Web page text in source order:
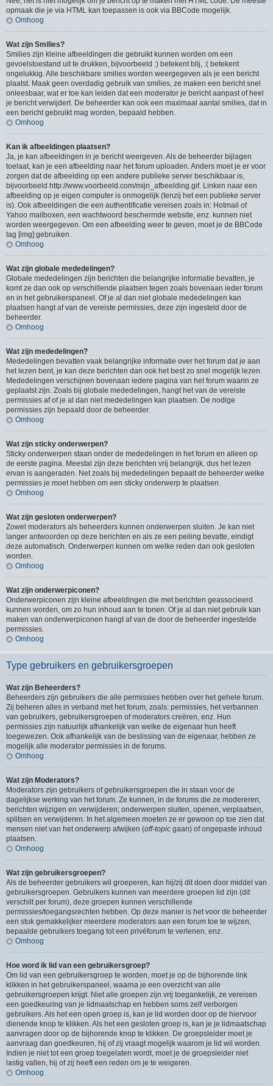
opmaak die je via HTML kan toepassen is ook via BBCode mogelijk.
Omhoog
Wat zijn Smilies?
Smilies zijn kleine afbeeldingen die gebruikt kunnen worden om een
gevoelstoestand uit te drukken, bijvoorbeeld :) betekent blij, :( betekent
ongelukkig. Alle beschikbare smilies worden weergegeven als je een bericht
plaatst. Maak geen overdadig gebruik van smilies, ze maken een bericht snel
onleesbaar, wat er toe kan leiden dat een moderator je bericht aanpast of heel
je bericht verwijdert. De beheerder kan ook een maximaal aantal smilies, dat in
een bericht gebruikt mag worden, bepaald hebben.
Omhoog
Kan ik afbeeldingen plaatsen?
Ja, je kan afbeeldingen in je bericht weergeven. Als de beheerder bijlagen
toelaat, kan je een afbeelding naar het forum uploaden. Anders moet je er voor
zorgen dat de afbeelding op een andere publieke server beschikbaar is,
bijvoorbeeld http://www.voorbeeld.com/mijn_afbeelding.gif. Linken naar een
afbeelding op je eigen computer is onmogelijk (tenzij het een publieke server
is). Ook afbeeldingen die een authentificatie vereisen zoals in: Hotmail of
Yahoo mailboxen, een wachtwoord beschermde website, enz. kunnen niet
worden weergegeven. Om een afbeelding weer te geven, moet je de BBCode
tag [img] gebruiken.
Omhoog
Wat zijn globale mededelingen?
Globale mededelingen zijn berichten die belangrijke informatie bevatten, je
komt ze dan ook op verschillende plaatsen tegen zoals bovenaan ieder forum
en in het gebruikerspaneel. Of je al dan niet globale mededelingen kan
plaatsen hangt af van de vereiste permissies, deze zijn ingesteld door de
beheerder.
Omhoog
Wat zijn mededelingen?
Mededelingen bevatten vaak belangrijke informatie over het forum dat je aan
het lezen bent, je kan deze berichten dan ook het best zo snel mogelijk lezen.
Mededelingen verschijnen bovenaan iedere pagina van het forum waarin ze
geplaatst zijn. Zoals bij globale mededelingen, hangt het van de vereiste
permissies af of je al dan niet mededelingen kan plaatsen. De nodige
permissies zijn bepaald door de beheerder.
Omhoog
Wat zijn sticky onderwerpen?
Sticky onderwerpen staan onder de mededelingen in het forum en alleen op
de eerste pagina. Meestal zijn deze berichten vrij belangrijk, dus het lezen
ervan is aangeraden. Net zoals bij mededelingen bepaalt de beheerder welke
permissies je moet hebben om een sticky onderwerp te plaatsen.
Omhoog
Wat zijn gesloten onderwerpen?
Zowel moderators als beheerders kunnen onderwerpen sluiten. Je kan niet
langer antwoorden op deze berichten en als ze een peiling bevatte, eindigt
deze automatisch. Onderwerpen kunnen om welke reden dan ook gesloten
worden.
Omhoog
Wat zijn onderwerpiconen?
Onderwerpiconen zijn kleine afbeeldingen die met berichten geassocieerd
kunnen worden, om zo hun inhoud aan te tonen. Of je al dan niet gebruik kan
maken van onderwerpiconen hangt af van de door de beheerder ingestelde
permissies.
Omhoog
Type gebruikers en gebruikersgroepen
Wat zijn Beheerders?
Beheerders zijn gebruikers die alle permissies hebben over het gehele forum.
Zij beheren alles in verband met het forum, zoals: permissies, het verbannen
van gebruikers, gebruikersgroepen of moderators creëren, enz. Hun
permissies zijn natuurlijk afhankelijk van welke de eigenaar hun heeft
toegewezen. Ook afhankelijk van de beslissing van de eigenaar, hebben ze
mogelijk alle moderator permissies in de forums.
Omhoog
Wat zijn Moderators?
Moderators zijn gebruikers of gebruikersgroepen die in staan voor de
dagelijkse werking van het forum. Ze kunnen, in de forums die ze modereren,
berichten wijzigen en verwijderen; onderwerpen sluiten, openen, verplaatsen,
splitsen en verwijderen. In het algemeen moeten ze er gewoon op toe zien dat
mensen niet van het onderwerp afwijken (off-topic gaan) of ongepaste inhoud
plaatsen.
Omhoog
Wat zijn gebruikersgroepen?
Als de beheerder gebruikers wil groeperen, kan hij/zij dit doen door middel van
gebruikersgroepen. Gebruikers kunnen van meerdere groepen lid zijn (dit
verschilt per forum), deze groepen kunnen verschillende
permissies/toegangsrechten hebben. Op deze manier is het voor de beheerder
een stuk gemakkelijker meerdere moderators aan een forum toe te wijzen,
bepaalde gebruikers toegang tot een privéforum te verlenen, enz.
Omhoog
Hoe word ik lid van een gebruikersgroep?
Om lid van een gebruikersgroep te worden, moet je op de bijhorende link
klikken in het gebruikerspaneel, waarna je een overzicht van alle
gebruikersgroepen krijgt. Niet alle groepen zijn vrij toegankelijk, ze vereisen
een goedkeuring van je lidmaatschap en hebben soms zelf verborgen
gebruikers. Als het een open groep is, kan je lid worden door op de hiervoor
dienende knop te klikken. Als het een gesloten groep is, kan je je lidmaatschap
aanvragen door op de bijhorende knop te klikken. De groepsleider moet je
aanvraag dan goedkeuren, hij of zij vraagt mogelijk waarom je lid wil worden.
Indien je niet tot een groep toegelaten wordt, moet je de groepsleider niet
lastig vallen, hij of zij heeft een reden om je te weigeren.
Omhoog